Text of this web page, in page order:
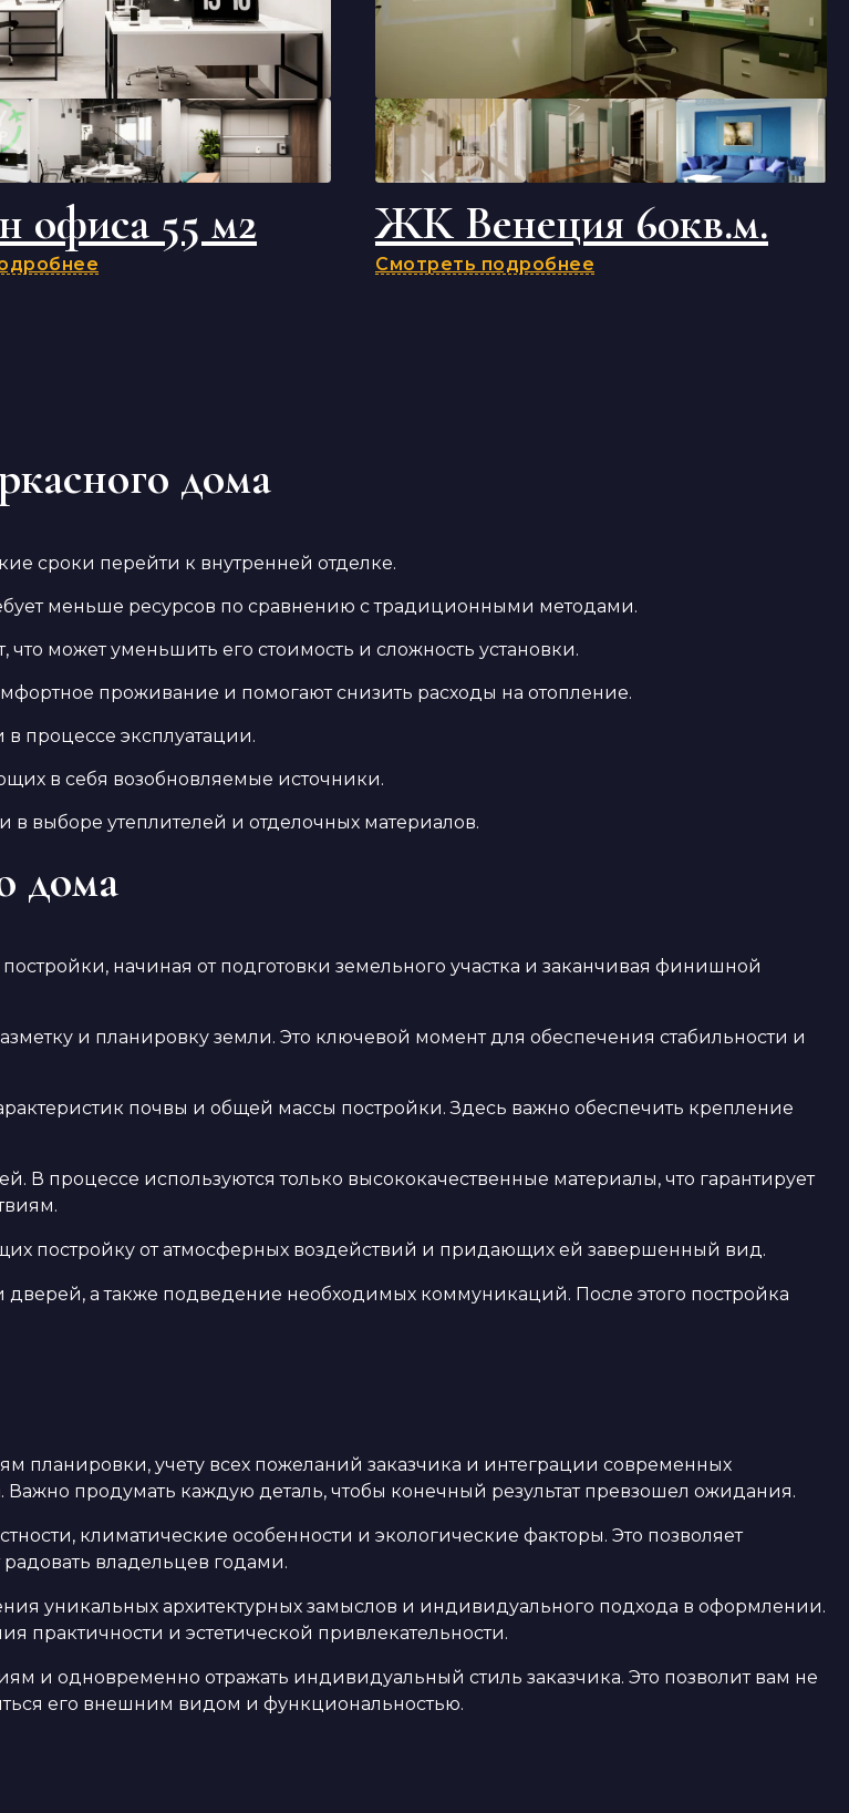
офиса 55 м2 ЖК Венеция 60кв.м.
Смотреть подробнее
дома
сроки перейти к внутренней отделке.
меньше ресурсов по сравнению с традиционными методами.
может уменьшить его стоимость и сложность установки.
проживание и помогают снизить расходы на отопление.
процессе эксплуатации.
в себя возобновляемые источники.
в выборе утеплителей и отделочных материалов.
дома
начиная от подготовки земельного участка и заканчивая финишной
и планировку земли. Это ключевой момент для обеспечения стабильности и
почвы и общей массы постройки. Здесь важно обеспечить крепление
В процессе используются только высококачественные материалы, что гарантирует
постройку от атмосферных воздействий и придающих ей завершенный вид.
а также подведение необходимых коммуникаций. После этого постройка
планировки, учету всех пожеланий заказчика и интеграции современных
продумать каждую деталь, чтобы конечный результат превзошел ожидания.
климатические особенности и экологические факторы. Это позволяет
владельцев годами.
уникальных архитектурных замыслов и индивидуального подхода в оформлении.
практичности и эстетической привлекательности.
и одновременно отражать индивидуальный стиль заказчика. Это позволит вам не
его внешним видом и функциональностью.